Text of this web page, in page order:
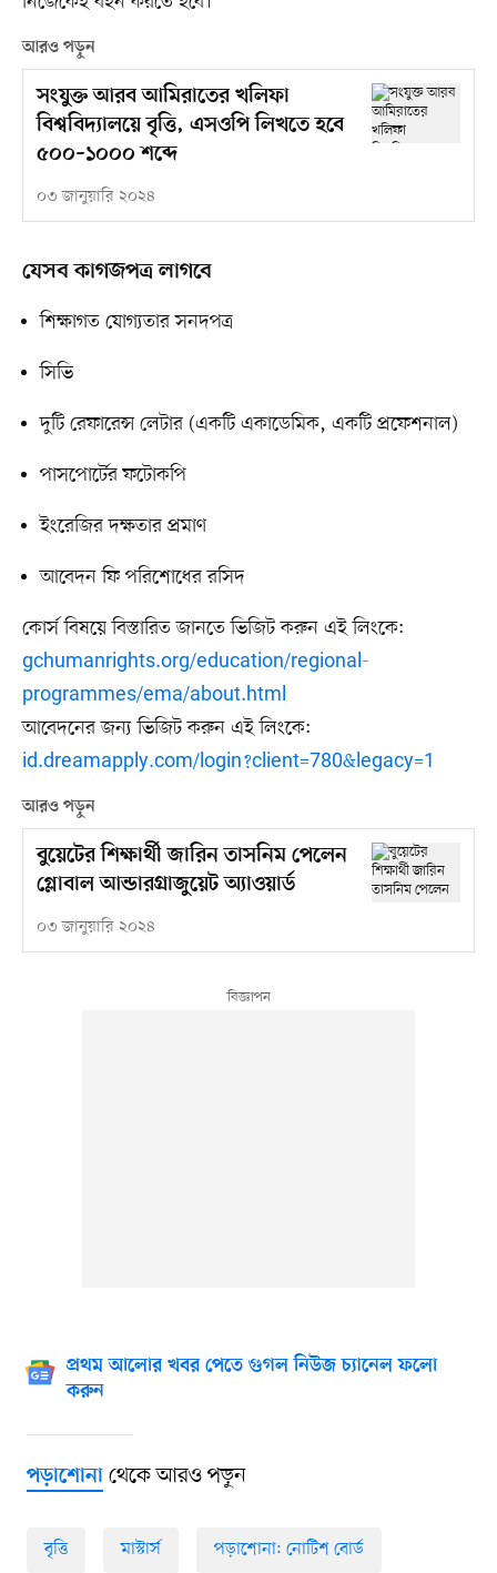
আরও পড়ুন
সংযুক্ত আরব আমিরাতের খলিফা
বিশ্ববিদ্যালয়ে বৃত্তি, এসওপি লিখতে হবে
৫০০–১০০০ শব্দে
০৩ জানুয়ারি ২০২৪
যেসব কাগজপত্র লাগবে
শিক্ষাগত যোগ্যতার সনদপত্র
সিভি
দুটি রেফারেন্স লেটার (একটি একাডেমিক, একটি প্রফেশনাল)
পাসপোর্টের ফটোকপি
ইংরেজির দক্ষতার প্রমাণ
আবেদন ফি পরিশোধের রসিদ
কোর্স বিষয়ে বিস্তারিত জানতে ভিজিট করুন এই লিংকে:
gchumanrights.org/education/regional-
programmes/ema/about.html
আবেদনের জন্য ভিজিট করুন এই লিংকে:
id.dreamapply.com/login?client=780&legacy=1
আরও পড়ুন
বুয়েটের শিক্ষার্থী জারিন তাসনিম পেলেন
গ্লোবাল আন্ডারগ্রাজুয়েট অ্যাওয়ার্ড
০৩ জানুয়ারি ২০২৪
প্রথম আলোর খবর পেতে গুগল নিউজ চ্যানেল ফলো
করুন
পড়াশোনাথেকে আরও পড়ুন
বৃত্তি মাস্টার্স পড়াশোনা: নোটিশ বোর্ড